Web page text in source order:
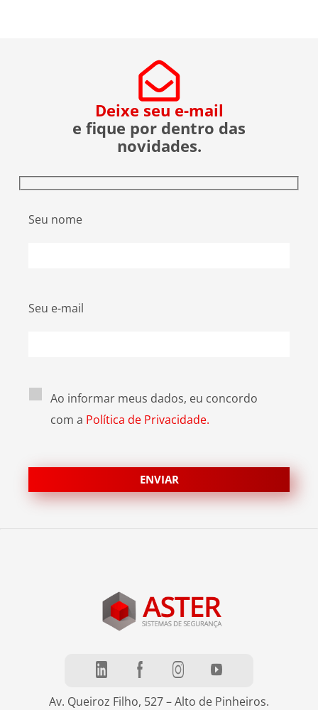
Deixe seu e-mail
e fique por dentro das
novidades.
Seu nome
Seu e-mail
Ao informar meus dados, eu concordo
com a Política de Privacidade.
Av. Queiroz Filho, 527 – Alto de Pinheiros.